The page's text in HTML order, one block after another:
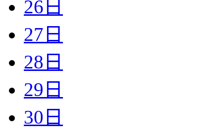
26日
27日
28日
29日
30日